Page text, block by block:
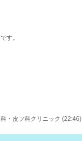
す。
・皮フ科クリニック (22:46)